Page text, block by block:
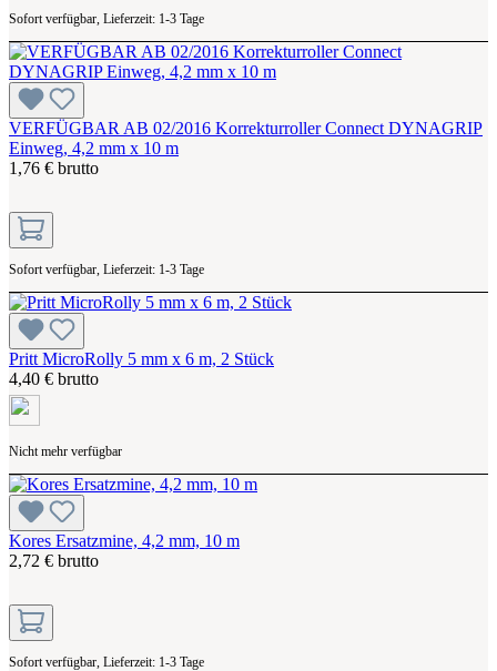
Sofort verfügbar, Lieferzeit: 1-3 Tage
VERFÜGBAR AB 02/2016 Korrekturroller Connect DYNAGRIP
Einweg, 4,2 mm x 10 m
1,76 € brutto
Sofort verfügbar, Lieferzeit: 1-3 Tage
Pritt MicroRolly 5 mm x 6 m, 2 Stück
4,40 € brutto
Nicht mehr verfügbar
Kores Ersatzmine, 4,2 mm, 10 m
2,72 € brutto
Sofort verfügbar, Lieferzeit: 1-3 Tage